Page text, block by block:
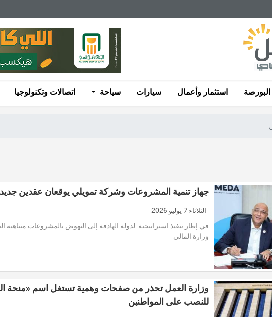
البورصة استثمار وأعمال سيارات سياحة اتصالات وتكنولوجيا
جهاز تنمية المشروعات وشركة تمويلي يوقعان عقدين جديدين بـ350
الثلاثاء 7 يوليو 2026
في إطار تنفيذ استراتيجية الدولة الهادفة إلى النهوض بالمشروعات متناهية
وزارة المالي
وزارة العمل تحذر من صفحات وهمية تستغل اسم «منحة
للنصب على المواطنين